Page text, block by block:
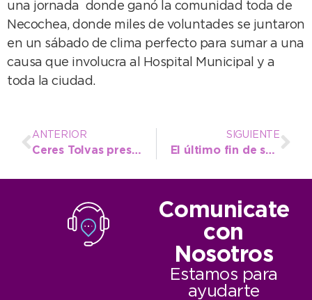
una jornada donde ganó la comunidad toda de
Necochea, donde miles de voluntades se juntaron
en un sábado de clima perfecto para sumar a una
causa que involucra al Hospital Municipal y a
toda la ciudad.
ANTERIOR
Ceres Tolvas presentó al intendente su ambicioso proyecto de ampliación para la sucursal local
SIGUIENTE
El último fin de semana de enero fue el de mayor ocupación en la temporada
Comunicate
con
Nosotros
Estamos para
ayudarte